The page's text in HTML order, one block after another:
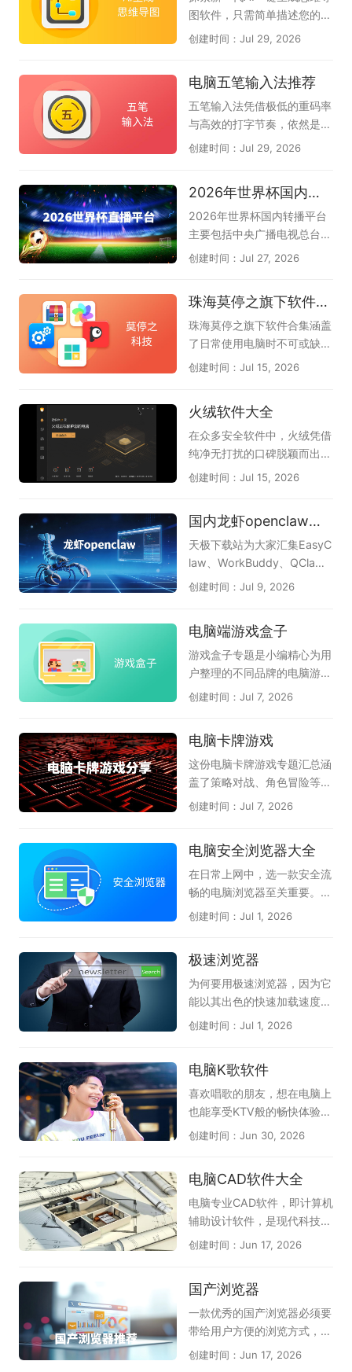
件等AI编程工具下载推荐。无
论您是初学者还是专业开发
者，都可以尝试使用，提升你
题。
图软件，只需简单描述您的核
心主题，AI便能即刻为您构建
读书笔记、创意策划、项目规
划还是知识整理，即可智能生
成结构清晰的思维导图，帮您
自动化梳理思路，大幅节省时
图等多种图形，如甘特图、鱼
骨图、组织架构图、时间轴
等，还可智能分析文档、图
纲，支持风格自动美化，让你
图，提升工作和学习效率，请
下载体验下，这是天极下载软
件专员精心为各位准备的，希
boardmix博思白板、Proces
nd树图。
创建时间：Jul 29, 2026
电脑五笔输入法推荐
五笔输入法凭借极低的重码率
与高效的打字节奏，依然是许
多文字工作者和专业人士的首
的情况下精准输出，减少选字
打断思路的烦恼，尤其适合长
篇写作和需要盲打的办公场
景。如今主流的电脑五笔输入
法在保留传统优势的同时，还
步、五笔拼音混输等新功能，
大大降低了新用户的学习门
槛，也让老用户的重码体验更
几款口碑出色的电脑五笔输入
清爽简洁的QQ五笔、大词库
的万能五笔，以及微信输入
法、百度五笔、极品五笔等实
又顺手的那一款。
创建时间：Jul 29, 2026
2026年世界杯国内转播平台
2026年世界杯国内转播平台
主要包括中央广播电视总台
（央视）、中国移动咪咕以及
和小红书获授新媒体转播权，
上海五星体育和广东体育频道
获授电视转播权。我们不仅可
以观看实时进行的比赛，还可
赛程，让我们可以更好的观
看、了解2026世界杯。
创建时间：Jul 27, 2026
珠海莫停之旗下软件合集
珠海莫停之旗下软件合集涵盖
了日常使用电脑时不可或缺的
几款高效工具，能一站式解决
ws优化大师帮助清理垃圾和
优化性能，让系统运行更流
畅；Win解压缩和Win看图王
让文件浏览和解压变得轻松便
捷；PDF大师满足文档查看与
和DLL系统修复工具则专门解
决硬件驱动与系统报错等棘手
问题。这套工具合集以轻巧实
覆盖了从日常办公到系统维护
散软件，莫停之这套合集就能
帮助电脑保持稳定流畅的状
态，是非常值得常备的电脑工
创建时间：Jul 15, 2026
火绒软件大全
在众多安全软件中，火绒凭借
纯净无打扰的口碑脱颖而出。
这份火绒软件大全汇聚了火绒
畅。《火绒安全软件》作为主
力安全防护工具，以轻巧不卡
机、防御能力出色而备受好
评，能有效拦截木马病毒和流
上架应用均经过严格检测，杜
绝捆绑和恶意插件；《火绒强
力卸载》则专为清理顽固软件
除残留文件和注册表，释放磁
其职，从安全守护到软件管
理，形成了一套完整的电脑维
护方案。火绒安全软件还具备
能，全方位守护电脑安全。如
爽系统体验，这套火绒软件大
全便是非常理想的选择，强烈
推荐安装使用。
创建时间：Jul 15, 2026
国内龙虾openclaw软件合集
天极下载站为大家汇集EasyC
law、WorkBuddy、QCla
w、LobsterAI有道龙虾、36
内主流龙虾工具，为您提供全
面的OpenClaw软件选择参
考，助力高效AI办公自动化。
特别是腾讯和360都已上线龙
虾管家，为本地电脑运行龙虾
伴赶紧下载体验吧。
创建时间：Jul 9, 2026
电脑端游戏盒子
游戏盒子专题是小编精心为用
户整理的不同品牌的电脑游戏
盒子软件，它们是51游戏盒
游戏盒子、多玩我的世界盒子
等等；游戏盒子可以理解为游
戏工具或游戏助手，它可以将
好玩的小游戏、页游、网游汇
游戏资讯、游戏补丁、查游戏
数据等服务；给玩家最畅快的
体验。在这里的游戏盒子软件
求；感兴趣的朋友不要犹豫
创建时间：Jul 7, 2026
电脑卡牌游戏
这份电脑卡牌游戏专题汇总涵
盖了策略对战、角色冒险等多
种玩法，天极软件专员为卡牌
石传说》作为经典之作，策略
深度强、竞技体系成熟；《月
圆之夜》以Roguelike卡牌玩
法构建独特剧情冒险体验；
《三国杀OL桌面版》将经典
《漫威终极逆转》还原漫威英
雄角色，玩法新颖节奏明快；
《英雄杀(新)》融合历史人
录了《夜幕之下》《卡厄思梦
核竞技还是轻松冒险，都能在
这份推荐清单中找到心仪之
选。（手游电脑版可结合模拟
创建时间：Jul 7, 2026
电脑安全浏览器大全
在日常上网中，选一款安全流
畅的电脑浏览器至关重要。天
极这份合集整理了多款热门的
器拥有恶意网址拦截和安全沙
箱技术，能有效保护上网安
全；搜狗浏览器以网页加速和
多重防护见长，双核引擎兼容
谷歌Chrome凭借沙盒隔离与
快速更新机制，提供稳定可靠
的上网环境；Microsoft Edg
范网络钓鱼。此外还有火狐、
择。无论偏好国产还是国际品
牌，都能从中找到适合自己的
安全浏览器。
创建时间：Jul 1, 2026
极速浏览器
为何要用极速浏览器，因为它
能以其出色的快速加载速度和
稳定性而闻名，为用户提供了
器都能以出色的性能，帮助用
户更加便捷地完成各种互联网
操作。通常地，极速浏览器具
备智能广告屏蔽功能，能够有
效地过滤掉网页中繁琐的广告
环境；当然，在功能上，极速
浏览器现在也支持用户自定义
插件，从而让浏览器用着更加
在安全性方面也是很不错的，
被泄露。所以，有需求的朋
友，快来天极下载极速浏览器
专题下载吧！
创建时间：Jul 1, 2026
电脑K歌软件
喜欢唱歌的朋友，想在电脑上
也能享受KTV般的畅快体验，
不妨试试这几款实用的电脑K
伴奏质量好，支持录音修音和
社交互动；《i歌霸》界面简
洁，点歌操作方便，家庭娱乐
很合适；《Kanto Player》作
畅，配合动态歌词显示，带来
沉浸式K歌感受。此外，像
《唱吧》《酷狗唱唱》《回
模拟器运行，满足你练歌、录
创建时间：Jun 30, 2026
电脑CAD软件大全
电脑专业CAD软件，即计算机
辅助设计软件，是现代科技与
艺术结合的结晶。在建筑、工
了创意的翅膀。在这虚拟的画
布上，设计师们可以自由地勾
勒出宏伟的蓝图，探索无尽的
可能性。CAD软件不仅提高了
设计的效率，还确保了细节的
创建时间：Jun 17, 2026
国产浏览器
一款优秀的国产浏览器必须要
带给用户方便的浏览方式，舒
适的上网体验以及其强大的自
创建时间：Jun 17, 2026